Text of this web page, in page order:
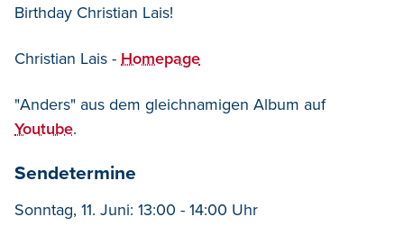
Birthday Christian Lais!
Christian Lais - Homepage
"Anders" aus dem gleichnamigen Album auf
Youtube.
Sendetermine
Sonntag, 11. Juni: 13:00 - 14:00 Uhr